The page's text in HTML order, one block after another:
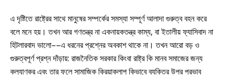
এ দৃষ্টিতে রাষ্ট্রের সাথে মানুষের সম্পর্কের সমস্যা সম্পূর্ণ আলাদা গুরুত্ব বহন করে
বলে মনে হয়। তখন আর গণতন্ত্র না একনায়কতন্ত্র কাম্য, বা ইতালীয় ফ্যাসিবাদ না
হিটলারবাদ ভালো––এ ধরনের প্রশ্নের অবকাশ থাকে না। তখন আরো বড় ও
গুরুত্বপূর্ণ প্রশ্ন দাঁড়ায়: রাজনৈতিক সরকার কিংবা রাষ্ট্র কি মানব সমাজের জন্য
কল্যাণকর এবং তার ফলে সামাজিক ক্রিয়াকলাপ কিভাবে ব্যক্তির উপর প্রভাব